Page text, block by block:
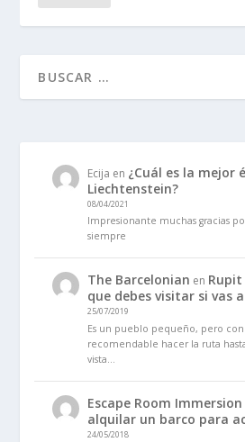
Ecija en ¿Cuál es la mejor
Liechtenstein?
08/04/2021
Impresionante muchas gracias
siempre
The Barcelonian en
que debes visitar si vas
25/07/2019
Es un pueblo pequeño, pero
recomendable hacer la ruta
vista…
Escape Room Immersion
alquilar un barco para
24/05/2018